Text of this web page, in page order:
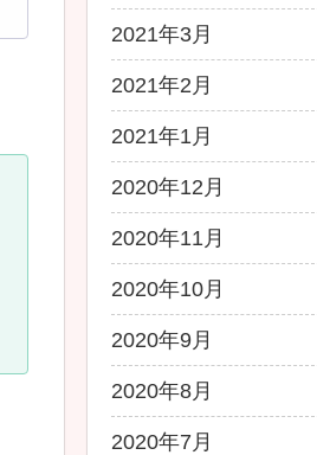
2021年3月
2021年2月
2021年1月
2020年12月
2020年11月
2020年10月
2020年9月
2020年8月
2020年7月